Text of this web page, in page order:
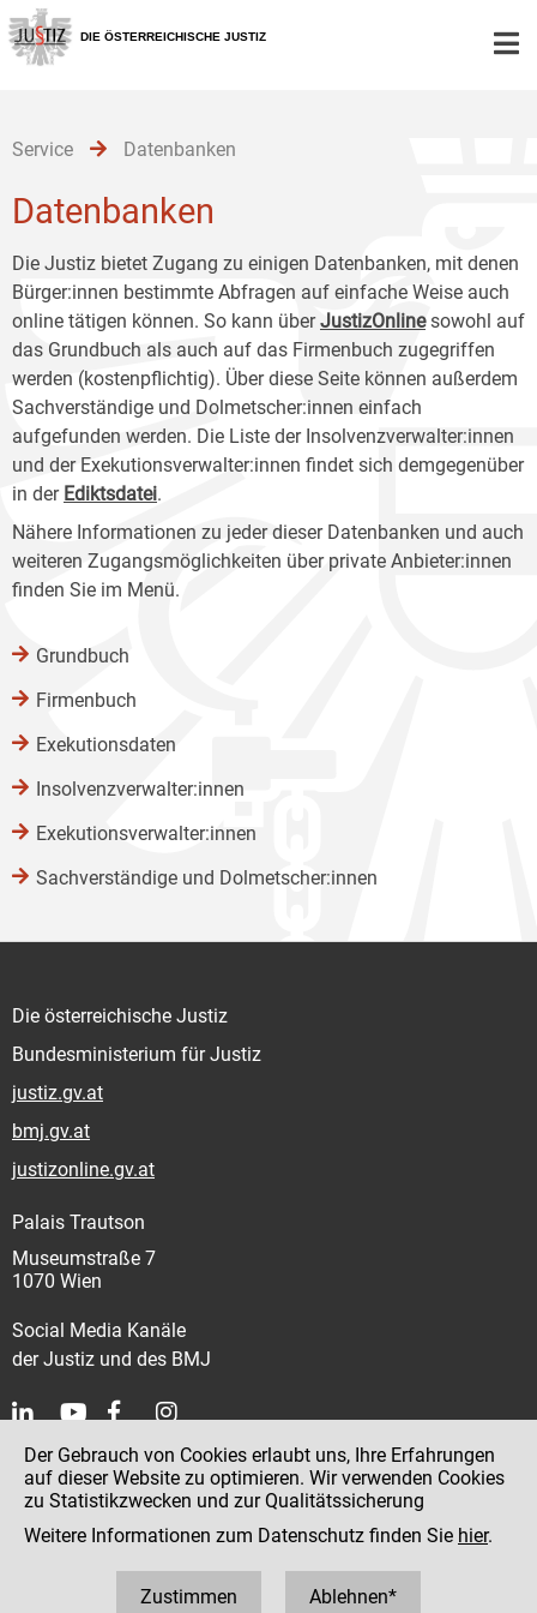
Zur
Hauptnavigation
[1]
Zum
Inhalt
[2]
Zum
Untermenü
[3]
DIE ÖSTERREICHISCHE JUSTIZ
Service Datenbanken
Datenbanken
Die Justiz bietet Zugang zu einigen Datenbanken, mit denen
Bürger:innen bestimmte Abfragen auf einfache Weise auch
online tätigen können. So kann überJustizOnlinesowohl auf
das Grundbuch als auch auf das Firmenbuch zugegriffen
werden (kostenpflichtig). Über diese Seite können außerdem
Sachverständige und Dolmetscher:innen einfach
aufgefunden werden. Die Liste der Insolvenzverwalter:innen
und der Exekutionsverwalter:innen findet sich demgegenüber
in der Ediktsdatei.
Nähere Informationen zu jeder dieser Datenbanken und auch
weiteren Zugangsmöglichkeiten über private Anbieter:innen
finden Sie im Menü.
Grundbuch
Firmenbuch
Exekutionsdaten
Insolvenzverwalter:innen
Exekutionsverwalter:innen
Sachverständige und Dolmetscher:innen
Die österreichische Justiz
Bundesministerium für Justiz
justiz.gv.at
bmj.gv.at
justizonline.gv.at
Palais Trautson
Museumstraße 7
1070 Wien
Social Media Kanäle
der Justiz und des BMJ
Kontakt
Impressum
Datenschutz
Der Gebrauch von Cookies erlaubt uns, Ihre Erfahrungen
auf dieser Website zu optimieren. Wir verwenden Cookies
zu Statistikzwecken und zur Qualitätssicherung
Weitere Informationen zum Datenschutz finden Sie hier.
Zustimmen Ablehnen*